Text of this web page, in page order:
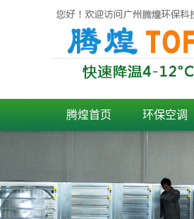
腾煌首页 环保空调